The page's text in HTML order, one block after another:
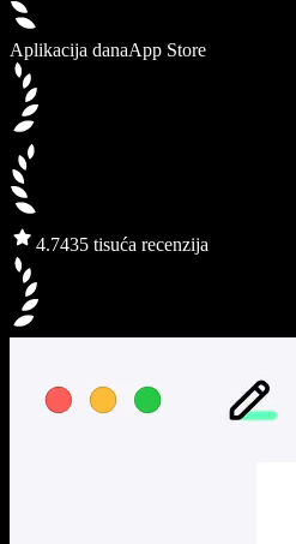
Aplikacija danaApp Store
4.7435 tisuća recenzija